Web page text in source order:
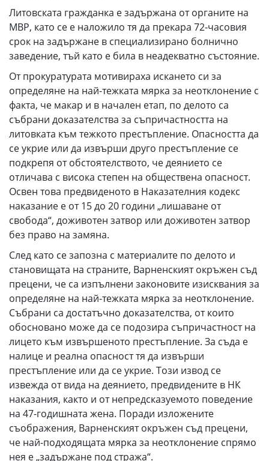
Литовската гражданка е задържана от органите на
МВР, като се е наложило тя да прекара 72-часовия
срок на задържане в специализирано болнично
заведение, тъй като е била в неадекватно състояние.
От прокуратурата мотивираха искането си за
определяне на най-тежката мярка за неотклонение с
факта, че макар и в начален етап, по делото са
събрани доказателства за съпричастността на
литовката към тежкото престъпление. Опасността да
се укрие или да извърши друго престъпление се
подкрепя от обстоятелството, че деянието се
отличава с висока степен на обществена опасност.
Освен това предвиденото в Наказателния кодекс
наказание е от 15 до 20 години „лишаване от
свобода“, доживотен затвор или доживотен затвор
без право на замяна.
След като се запозна с материалите по делото и
становищата на страните, Варненският окръжен съд
прецени, че са изпълнени законовите изисквания за
определяне на най-тежката мярка за неотклонение.
Събрани са достатъчно доказателства, от които
обосновано може да се подозира съпричастност на
лицето към извършеното престъпление. За съда е
налице и реална опасност тя да извърши
престъпление или да се укрие. Този извод се
извежда от вида на деянието, предвидените в НК
наказания, както и от непредсказуемото поведение
на 47-годишната жена. Поради изложените
съображения, Варненският окръжен съд прецени,
че най-подходящата мярка за неотклонение спрямо
нея е „задържане под стража“.